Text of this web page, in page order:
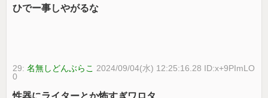
ひでー事しやがるな
29:名無しどんぶらこ 2024/09/04(水) 12:25:16.28 ID:x+9PImLO
0
性器にライターとか怖すぎワロタ